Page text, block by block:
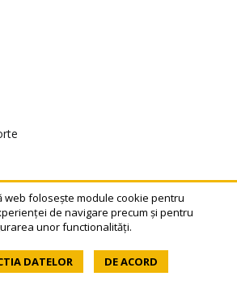
web folosește module cookie pentru
de navigare precum și pentru
unor functionalități.
DATELOR DE ACORD